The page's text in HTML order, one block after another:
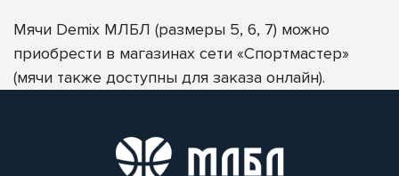
Мячи Demix МЛБЛ (размеры 5, 6, 7) можно
приобрести в магазинах сети «Спортмастер»
(мячи также доступны для заказа онлайн).